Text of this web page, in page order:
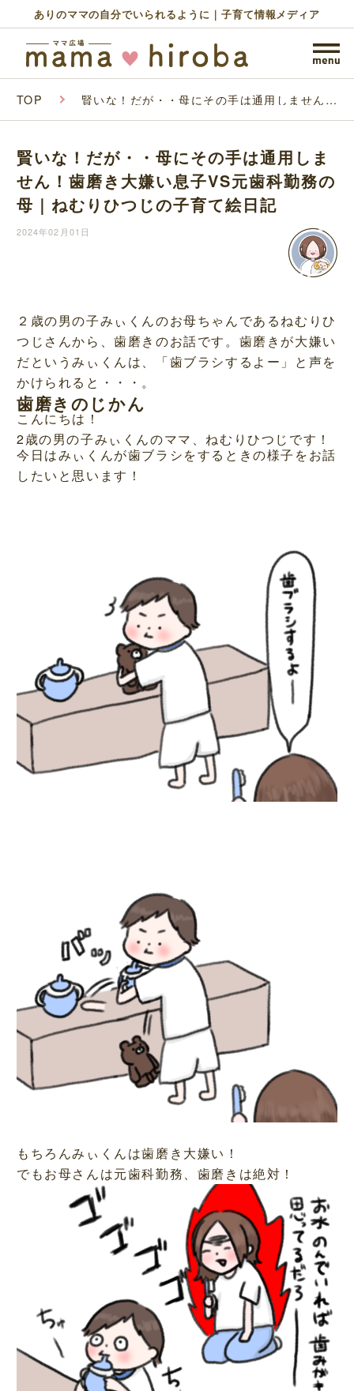
ありのママの自分でいられるように｜子育て情報メディア
TOP 賢いな！だが・・母にその手は通用しません！
ひつじの子育て絵日記
賢いな！だが・・母にその手は通用しま
せん！歯磨き大嫌い息子VS元歯科勤務の
母｜ねむりひつじの子育て絵日記
2024年02月01日
２歳の男の子みぃくんのお母ちゃんであるねむりひ
つじさんから、歯磨きのお話です。歯磨きが大嫌い
だというみぃくんは、「歯ブラシするよー」と声を
かけられると・・・。
歯磨きのじかん
こんにちは！
2歳の男の子みぃくんのママ、ねむりひつじです！
今日はみぃくんが歯ブラシをするときの様子をお話
したいと思います！
もちろんみぃくんは歯磨き大嫌い！
でもお母さんは元歯科勤務、歯磨きは絶対！